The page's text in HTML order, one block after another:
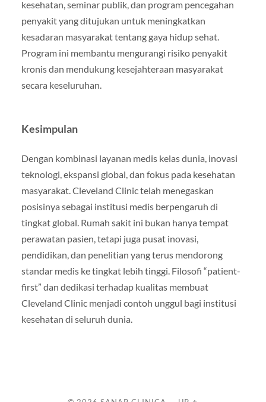
kesehatan, seminar publik, dan program pencegahan
penyakit yang ditujukan untuk meningkatkan
kesadaran masyarakat tentang gaya hidup sehat.
Program ini membantu mengurangi risiko penyakit
kronis dan mendukung kesejahteraan masyarakat
secara keseluruhan.
Kesimpulan
Dengan kombinasi layanan medis kelas dunia, inovasi
teknologi, ekspansi global, dan fokus pada kesehatan
masyarakat. Cleveland Clinic telah menegaskan
posisinya sebagai institusi medis berpengaruh di
tingkat global. Rumah sakit ini bukan hanya tempat
perawatan pasien, tetapi juga pusat inovasi,
pendidikan, dan penelitian yang terus mendorong
standar medis ke tingkat lebih tinggi. Filosofi “patient-
first” dan dedikasi terhadap kualitas membuat
Cleveland Clinic menjadi contoh unggul bagi institusi
kesehatan di seluruh dunia.